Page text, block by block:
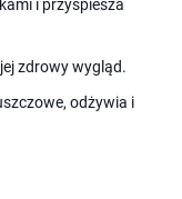
i przyspiesza
zdrowy wygląd.
odżywia i